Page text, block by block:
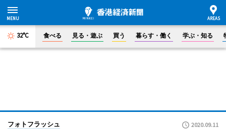
32°C 食べる 見る・遊ぶ 買う 暮らす・働く 学ぶ・知る
フォトフラッシュ 2020.09.11